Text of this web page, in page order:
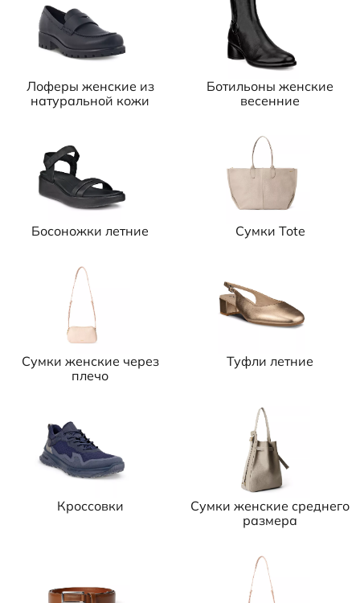
Лоферы женские из
натуральной кожи
Ботильоны женские
весенние
Босоножки летние Сумки Tote
Сумки женские через
плечо
Туфли летние
Кроссовки
Сумки женские среднего
размера